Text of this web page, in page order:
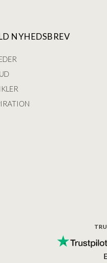
NYHEDSBREV